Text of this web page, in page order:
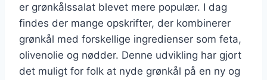
er grønkålssalat blevet mere populær. I dag
findes der mange opskrifter, der kombinerer
grønkål med forskellige ingredienser som feta,
olivenolie og nødder. Denne udvikling har gjort
det muligt for folk at nyde grønkål på en ny og